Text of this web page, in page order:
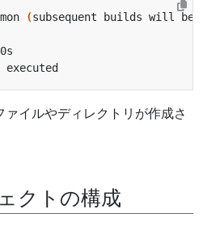
(subsequent builds will be
イルやディレクトリが作成さ
クトの構成